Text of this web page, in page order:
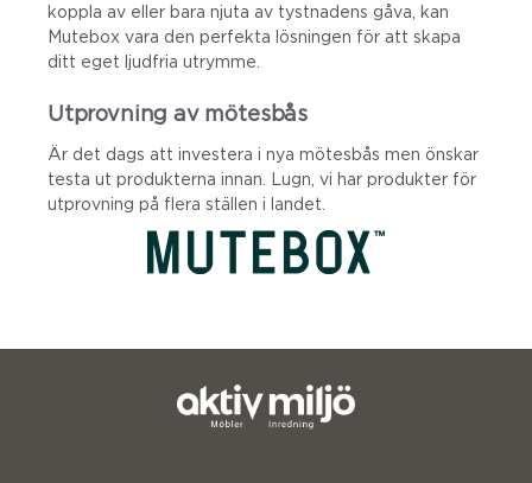
koppla av eller bara njuta av tystnadens gåva, kan
Mutebox vara den perfekta lösningen för att skapa
ditt eget ljudfria utrymme.
Utprovning av mötesbås
Är det dags att investera i nya mötesbås men önskar
testa ut produkterna innan. Lugn, vi har produkter för
utprovning på flera ställen i landet.